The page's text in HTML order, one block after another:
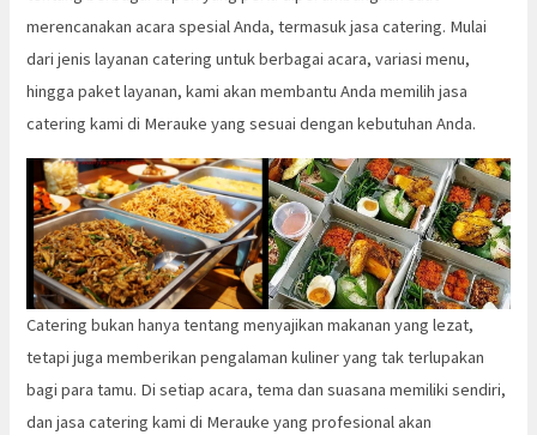
merencanakan acara spesial Anda, termasuk jasa catering. Mulai
dari jenis layanan catering untuk berbagai acara, variasi menu,
hingga paket layanan, kami akan membantu Anda memilih jasa
catering kami di Merauke yang sesuai dengan kebutuhan Anda.
Catering bukan hanya tentang menyajikan makanan yang lezat,
tetapi juga memberikan pengalaman kuliner yang tak terlupakan
bagi para tamu. Di setiap acara, tema dan suasana memiliki sendiri,
dan jasa catering kami di Merauke yang profesional akan